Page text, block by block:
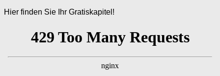
Hier finden Sie Ihr Gratiskapitel!